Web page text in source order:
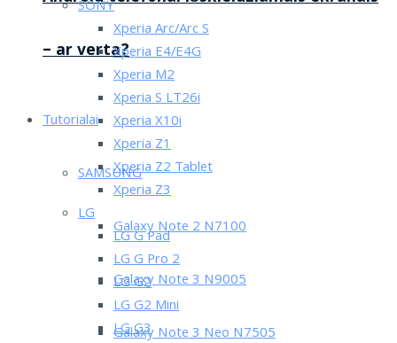
– ar verta?
Tutorialai
SAMSUNG
Galaxy Note 2 N7100
Galaxy Note 3 N9005
Galaxy Note 3 Neo N7505
SONY
Xperia Arc/Arc S
Xperia E4/E4G
Xperia M2
Xperia S LT26i
Xperia X10i
Xperia Z1
Xperia Z2 Tablet
Xperia Z3
LG
LG G Pad
LG G Pro 2
LG G2
LG G2 Mini
LG G3